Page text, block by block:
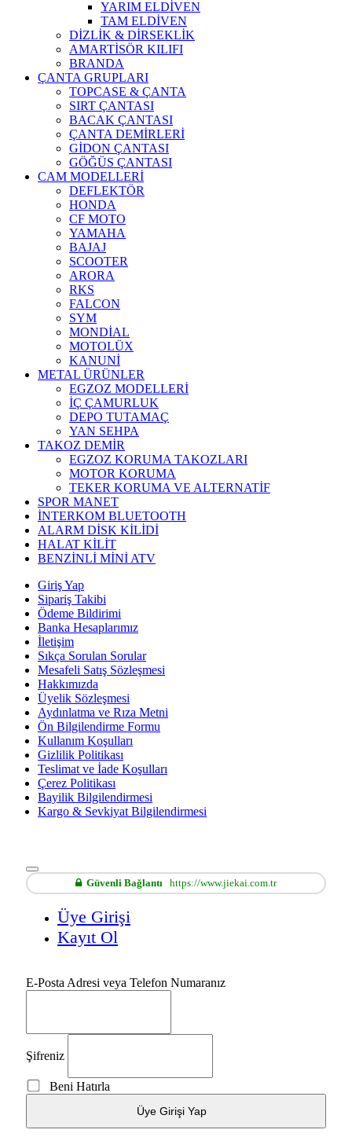
YARIM ELDİVEN
TAM ELDİVEN
DİZLİK & DİRSEKLİK
AMARTİSÖR KILIFI
BRANDA
ÇANTA GRUPLARI
TOPCASE & ÇANTA
SIRT ÇANTASI
BACAK ÇANTASI
ÇANTA DEMİRLERİ
GİDON ÇANTASI
GÖĞÜS ÇANTASI
CAM MODELLERİ
DEFLEKTÖR
HONDA
CF MOTO
YAMAHA
BAJAJ
SCOOTER
ARORA
RKS
FALCON
SYM
MONDİAL
MOTOLÜX
KANUNİ
METAL ÜRÜNLER
EGZOZ MODELLERİ
İÇ ÇAMURLUK
DEPO TUTAMAÇ
YAN SEHPA
TAKOZ DEMİR
EGZOZ KORUMA TAKOZLARI
MOTOR KORUMA
TEKER KORUMA VE ALTERNATİF
SPOR MANET
İNTERKOM BLUETOOTH
ALARM DİSK KİLİDİ
HALAT KİLİT
BENZİNLİ MİNİ ATV
Giriş Yap
Sipariş Takibi
Ödeme Bildirimi
Banka Hesaplarımız
İletişim
Sıkça Sorulan Sorular
Mesafeli Satış Sözleşmesi
Hakkımızda
Üyelik Sözleşmesi
Aydınlatma ve Rıza Metni
Ön Bilgilendirme Formu
Kullanım Koşulları
Gizlilik Politikası
Teslimat ve İade Koşulları
Çerez Politikası
Bayilik Bilgilendirmesi
Kargo & Sevkiyat Bilgilendirmesi
Güvenli Bağlantı https://www.jiekai.com.tr
Üye Girişi
Kayıt Ol
E-Posta Adresi veya Telefon Numaranız
Şifreniz
Beni Hatırla
Üye Girişi Yap